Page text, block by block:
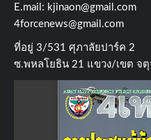
E.mail: kjinaon@gmail.com
4forcenews@gmail.com
ที่อยู่​ 3/531​ ศุภาลัยปาร์ค​ 2
ซ.พหลโยธิน​ 21​ แขวง/เขต​ จตุ